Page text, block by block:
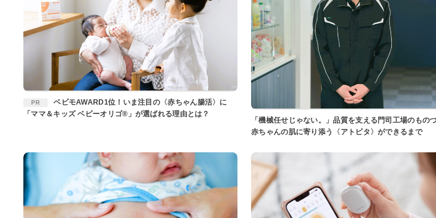
PR
ベビモAWARD1位！いま注目の〈赤ちゃん腸活〉に
「ママ＆キッズ ベビーオリゴ®」が選ばれる理由とは？
「機械任せじゃない。」品質を支える門司工場のもの
赤ちゃんの肌に寄り添う〈アトピタ〉ができるまで